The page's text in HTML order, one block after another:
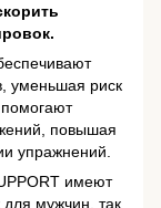
уменьшая риск
повышая
упражнений.
имеют
мужчин, так